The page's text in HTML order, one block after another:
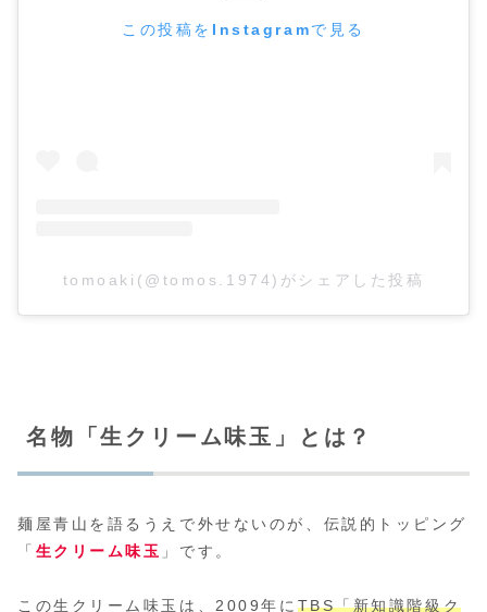
この投稿をInstagramで見る
tomoaki(@tomos.1974)がシェアした投稿
名物「生クリーム味玉」とは？
麺屋青山を語るうえで外せないのが、伝説的トッピング
「 生クリーム味玉 」です。
この生クリーム味玉は、2009年に TBS「新知識階級ク